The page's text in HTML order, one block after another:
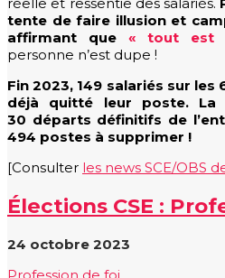
tente de faire illusion et
affirmant que
« tout est
personne n’est dupe !
Fin 2023, 149 salariés sur les
déjà quitté leur poste.
30 départs définitifs de
494 postes à supprimer !
[Consulter les news SCE/OBS
Élections CSE :
24 octobre 2023
Profession de foi